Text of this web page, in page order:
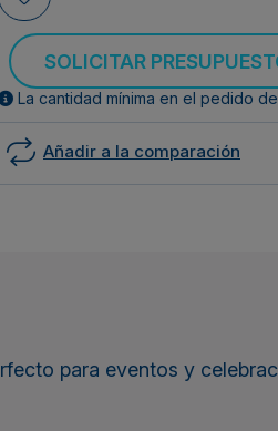
SOLICITAR
La cantidad mínima en el pedido
Añadir a la comparación
para eventos y